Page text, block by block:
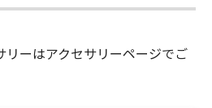
ーはアクセサリーページでご